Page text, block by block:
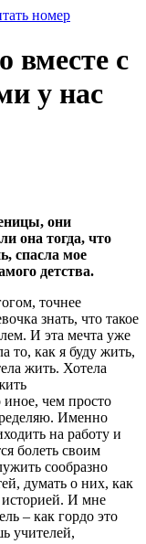
номер
вместе с
у нас
они
она тогда, что
спасла мое
детства.
точнее
знать, что такое
И эта мечта уже
то, как я буду жить,
жить. Хотела
иное, чем просто
Именно
на работу и
болеть своим
сообразно
думать о них, как
историей. И мне
– как гордо это
учителей,